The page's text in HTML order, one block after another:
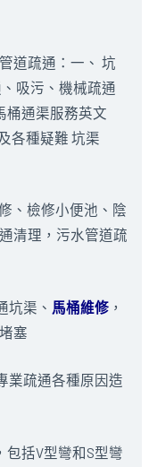
道疏通：一、 坑
吸污、機械疏通
桶通渠服務英文
各種疑難 坑渠
、檢修小便池、陰
清理，污水管道疏
坑渠、 馬桶維修，
塞
業疏通各種原因造
括V型彎和S型彎